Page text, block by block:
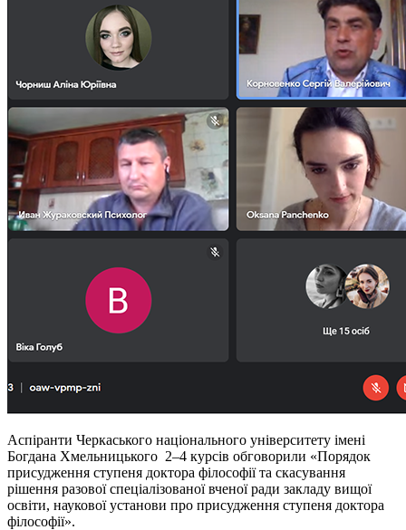
Аспіранти Черкаського національного університету імені
Богдана Хмельницького 2–4 курсів обговорили «Порядок
присудження ступеня доктора філософії та скасування
рішення разової спеціалізованої вченої ради закладу вищої
освіти, наукової установи про присудження ступеня доктора
філософії».